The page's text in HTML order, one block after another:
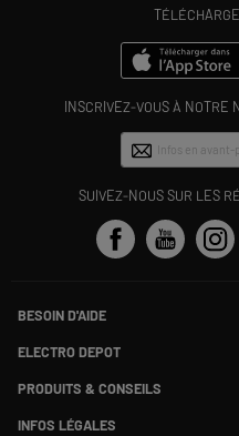
INSCRIVEZ-VOUS À NOTRE
SUIVEZ-NOUS SUR LES
BESOIN D'AIDE
Contactez-nous
Suivre ma commande
Modifier ou annuler ma commande
SAV
Payer en plusieurs fois
ELECTRO DEPOT
Rejoignez-nous !
PRODUITS & CONSEILS
Nos marques
INFOS LÉGALES